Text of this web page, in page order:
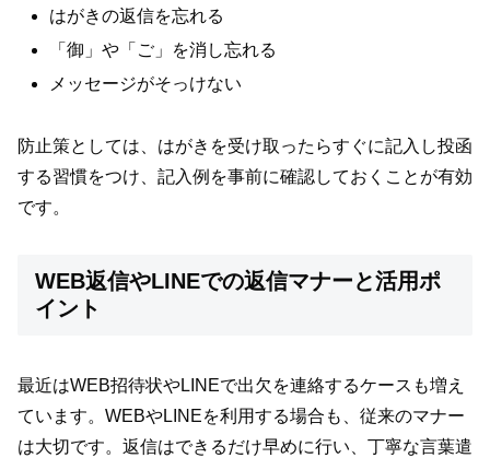
はがきの返信を忘れる
「御」や「ご」を消し忘れる
メッセージがそっけない
防止策としては、はがきを受け取ったらすぐに記入し投函
する習慣をつけ、記入例を事前に確認しておくことが有効
です。
WEB返信やLINEでの返信マナーと活用ポ
イント
最近はWEB招待状やLINEで出欠を連絡するケースも増え
ています。WEBやLINEを利用する場合も、従来のマナー
は大切です。返信はできるだけ早めに行い、丁寧な言葉遣